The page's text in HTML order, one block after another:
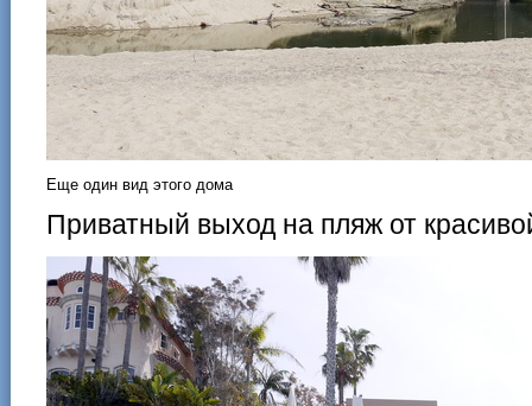
Еще один вид этого дома
Приватный выход на пляж от